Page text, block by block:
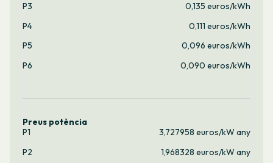
P3
0,135 euros/kWh
P4
0,111 euros/kWh
P5
0,096 euros/kWh
P6
0,090 euros/kWh
Preus potència
P1
3,727958 euros/kW any
P2
1,968328 euros/kW any